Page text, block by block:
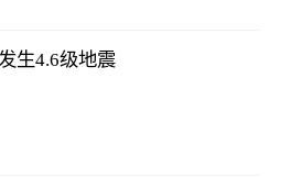
生4.6级地震